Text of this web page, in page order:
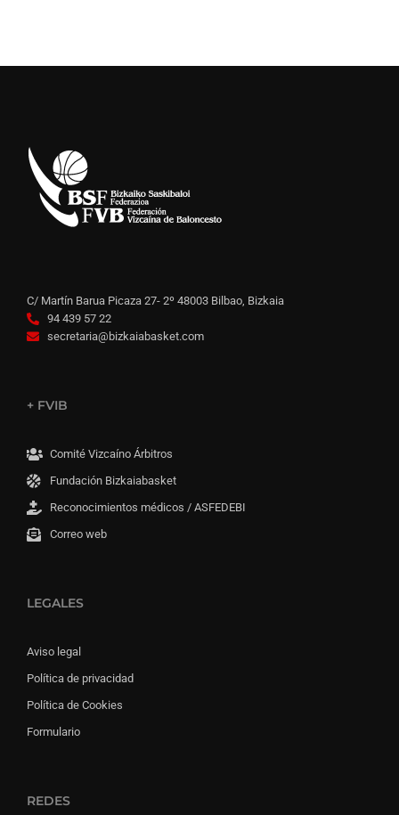
C/ Martín Barua Picaza 27- 2º 48003 Bilbao, Bizkaia
94 439 57 22
secretaria@bizkaiabasket.com
+ FVIB
Comité Vizcaíno Árbitros
Fundación Bizkaiabasket
Reconocimientos médicos / ASFEDEBI
Correo web
LEGALES
Aviso legal
Política de privacidad
Política de Cookies
Formulario
REDES